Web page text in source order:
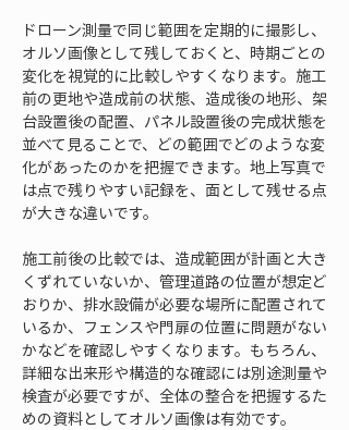
ドローン測量で同じ範囲を定期的に撮影し、
オルソ画像として残しておくと、時期ごとの
変化を視覚的に比較しやすくなります。施工
前の更地や造成前の状態、造成後の地形、架
台設置後の配置、パネル設置後の完成状態を
並べて見ることで、どの範囲でどのような変
化があったのかを把握できます。地上写真で
は点で残りやすい記録を、面として残せる点
が大きな違いです。
施工前後の比較では、造成範囲が計画と大き
くずれていないか、管理道路の位置が想定ど
おりか、排水設備が必要な場所に配置されて
いるか、フェンスや門扉の位置に問題がない
かなどを確認しやすくなります。もちろん、
詳細な出来形や構造的な確認には別途測量や
検査が必要ですが、全体の整合を把握するた
めの資料としてオルソ画像は有効です。